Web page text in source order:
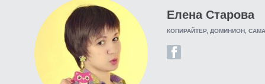
Елена Старова
КОПИРАЙТЕР, ДОМИНИОН,